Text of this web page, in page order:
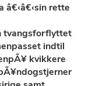
rette
tvangsforflyttet
indtil
kvikkere